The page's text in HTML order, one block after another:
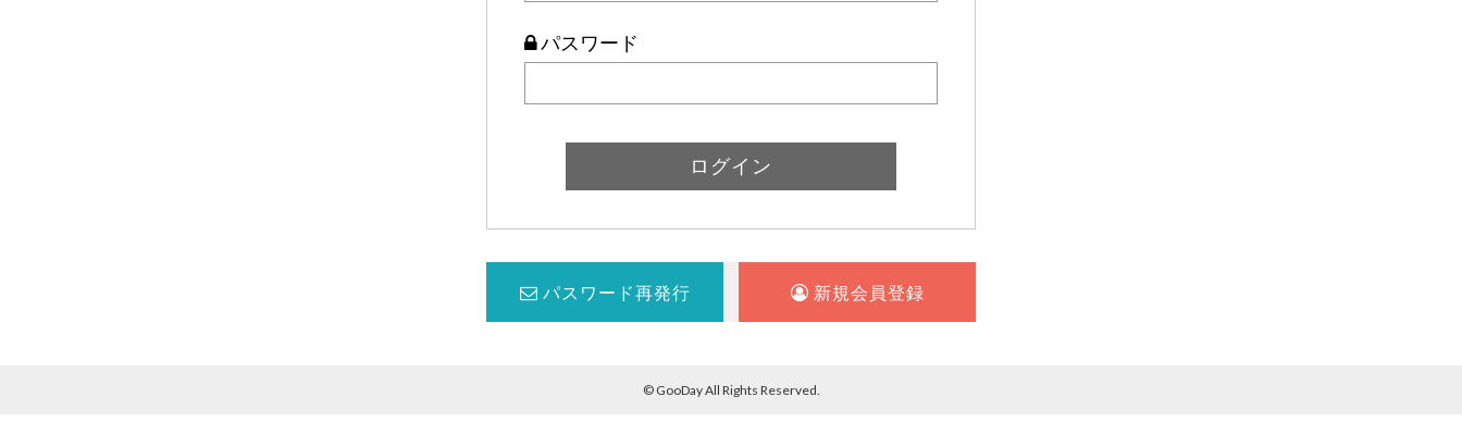
パスワード
パスワード再発行 新規会員登録
© GooDay All Rights Reserved.